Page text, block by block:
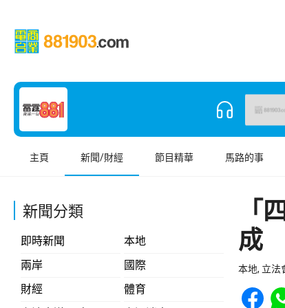
主頁 新聞/財經 節目精華 馬路的事
新聞分類
即時新聞
本地
兩岸
國際
財經
體育
「
成
本地, 立法
Share to